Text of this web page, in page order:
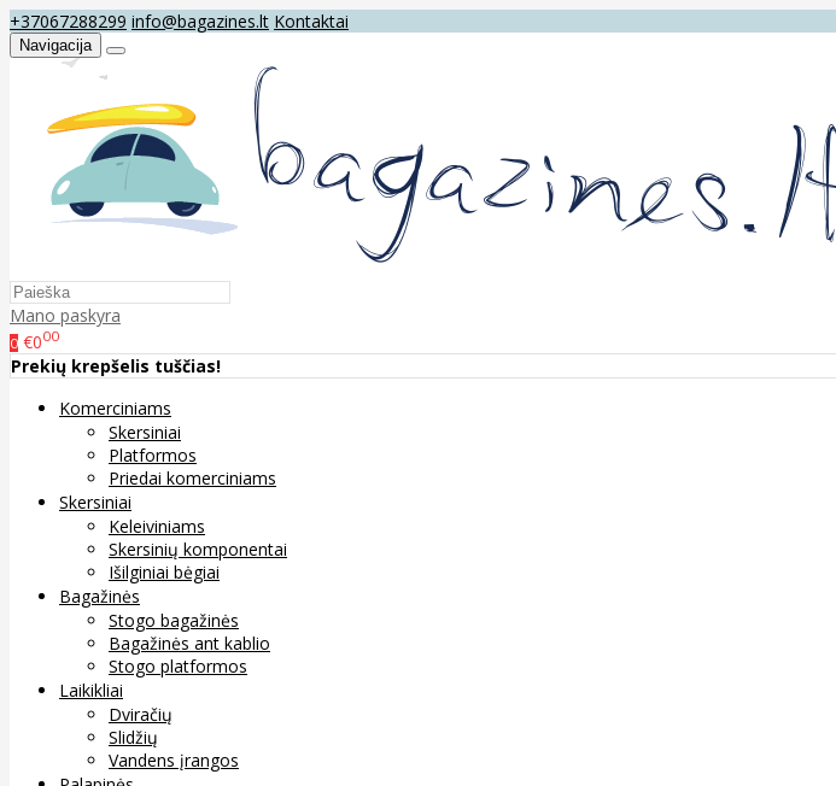
+37067288299 info@bagazines.lt Kontaktai
Navigacija
Mano paskyra
0 €000
Prekių krepšelis tuščias!
Komerciniams
Skersiniai
Platformos
Priedai komerciniams
Skersiniai
Keleiviniams
Skersinių komponentai
Išilginiai bėgiai
Bagažinės
Stogo bagažinės
Bagažinės ant kablio
Stogo platformos
Laikikliai
Dviračių
Slidžių
Vandens įrangos